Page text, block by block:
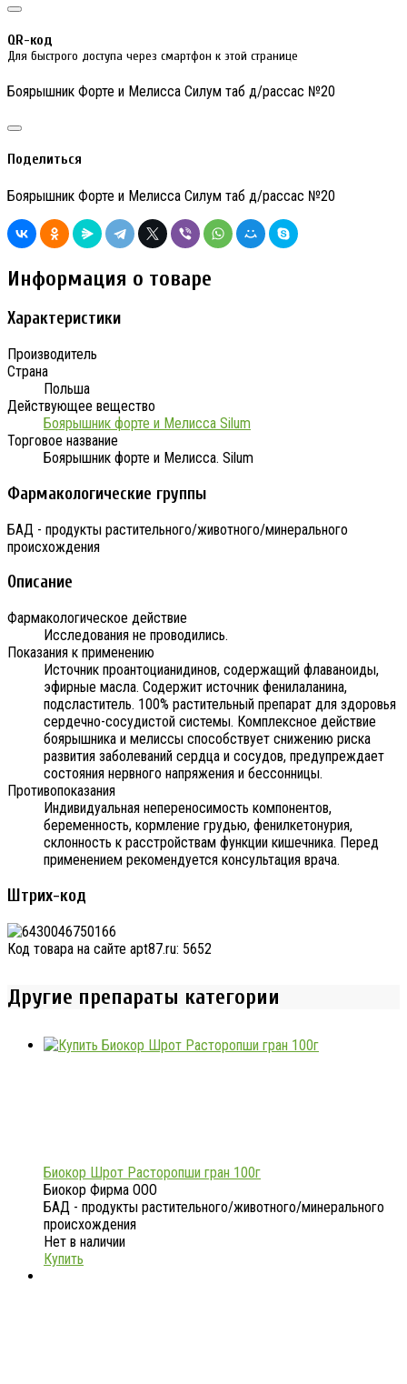
QR-код
Для быстрого доступа через смартфон к этой странице
Боярышник Форте и Мелисса Силум таб д/рассас №20
Поделиться
Боярышник Форте и Мелисса Силум таб д/рассас №20
Информация о товаре
Характеристики
Производитель
Страна
Польша
Действующее вещество
Боярышник форте и Мелисса Silum
Торговое название
Боярышник форте и Мелисса. Silum
Фармакологические группы
БАД - продукты растительного/животного/минерального
происхождения
Описание
Фармакологическое действие
Исследования не проводились.
Показания к применению
Источник проантоцианидинов, содержащий флаваноиды,
эфирные масла. Содержит источник фенилаланина,
подсластитель. 100% растительный препарат для здоровья
сердечно-сосудистой системы. Комплексное действие
боярышника и мелиссы способствует снижению риска
развития заболеваний сердца и сосудов, предупреждает
состояния нервного напряжения и бессонницы.
Противопоказания
Индивидуальная непереносимость компонентов,
беременность, кормление грудью, фенилкетонурия,
склонность к расстройствам функции кишечника. Перед
применением рекомендуется консультация врача.
Штрих-код
Код товара на сайте apt87.ru: 5652
Другие препараты категории
Биокор Шрот Расторопши гран 100г
Биокор Фирма ООО
БАД - продукты растительного/животного/минерального
происхождения
Нет в наличии
Купить